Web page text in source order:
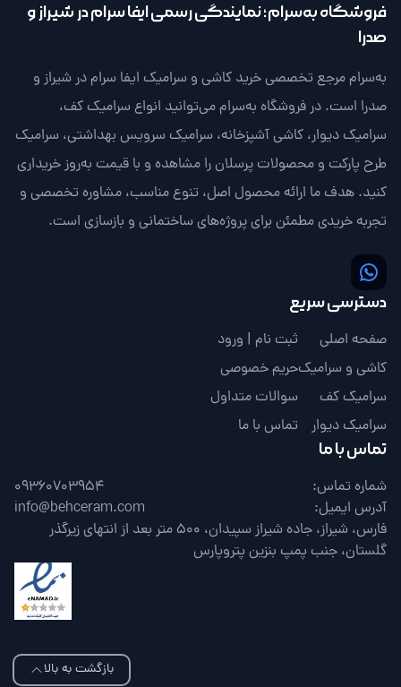
فروشگاه به‌سرام؛ نمایندگی رسمی ایفا سرام در شیراز و
صدرا
به‌سرام مرجع تخصصی خرید کاشی و سرامیک ایفا سرام در شیراز و
صدرا است. در فروشگاه به‌سرام می‌توانید انواع سرامیک کف،
سرامیک دیوار، کاشی آشپزخانه، سرامیک سرویس بهداشتی، سرامیک
طرح پارکت و محصولات پرسلان را مشاهده و با قیمت به‌روز خریداری
کنید. هدف ما ارائه محصول اصل، تنوع مناسب، مشاوره تخصصی و
تجربه خریدی مطمئن برای پروژه‌های ساختمانی و بازسازی است.
دسترسی سریع
صفحه اصلی
کاشی و سرامیک
سرامیک کف
سرامیک دیوار
ثبت نام | ورود
حریم خصوصی
سوالات متداول
تماس با ما
تماس با ما
شماره تماس:
09360703954
آدرس ایمیل:
info@behceram.com
فارس، شیراز، جاده شیراز سپیدان، 500 متر بعد از انتهای زیرگذر
گلستان، جنب پمپ بنزین پتروپارس
بازگشت به بالا